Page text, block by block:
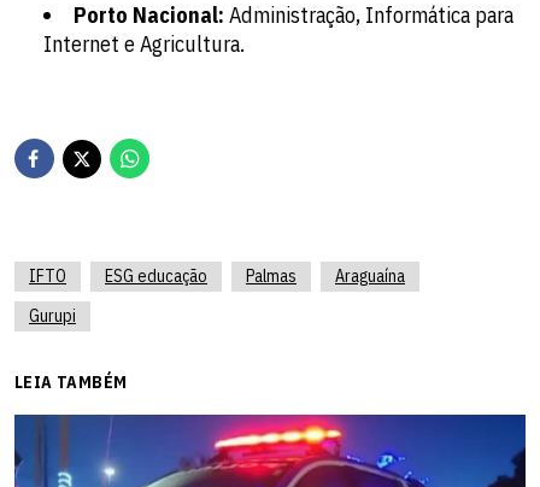
Porto Nacional: Administração, Informática para
Internet e Agricultura.
IFTO ESG educação Palmas
Araguaína
Gurupi
LEIA TAMBÉM